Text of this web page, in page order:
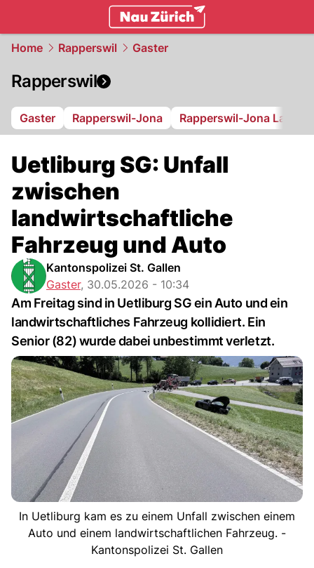
Home Rapperswil Gaster
Rapperswil
Gaster Rapperswil-Jona Rapperswil-Jona Lakers
Uetliburg SG: Unfall
zwischen
landwirtschaftliche
Fahrzeug und Auto
Kantonspolizei St. Gallen
Gaster, 30.05.2026 - 10:34
Am Freitag sind in Uetliburg SG ein Auto und ein
landwirtschaftliches Fahrzeug kollidiert. Ein
Senior (82) wurde dabei unbestimmt verletzt.
In Uetliburg kam es zu einem Unfall zwischen einem
Auto und einem landwirtschaftlichen Fahrzeug. -
Kantonspolizei St. Gallen